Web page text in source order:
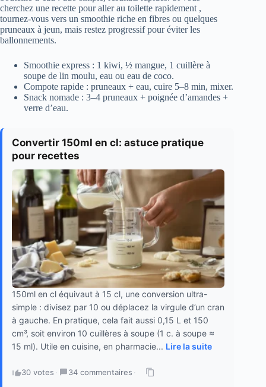
cherchez une recette pour aller au toilette rapidement ,
tournez-vous vers un smoothie riche en fibres ou quelques
pruneaux à jeun, mais restez progressif pour éviter les
ballonnements.
Smoothie express : 1 kiwi, ½ mangue, 1 cuillère à
soupe de lin moulu, eau ou eau de coco.
Compote rapide : pruneaux + eau, cuire 5–8 min, mixer.
Snack nomade : 3–4 pruneaux + poignée d’amandes +
verre d’eau.
Convertir 150ml en cl: astuce pratique
pour recettes
150ml en cl équivaut à 15 cl, une conversion ultra-
simple : divisez par 10 ou déplacez la virgule d’un cran
à gauche. En pratique, cela fait aussi 0,15 L et 150
cm³, soit environ 10 cuillères à soupe (1 c. à soupe ≈
15 ml). Utile en cuisine, en pharmacie... Lire la suite
30 votes · 34 commentaires ·